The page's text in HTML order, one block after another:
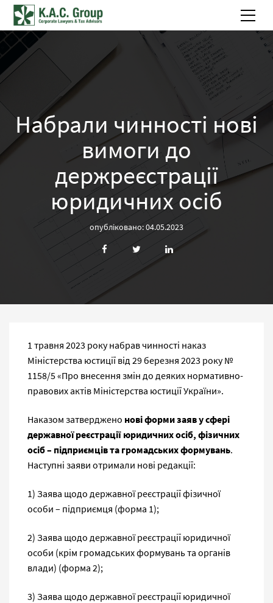
Набрали чинності нові
вимоги до
держреєстрації
юридичних осіб
опубліковано: 04.05.2023
1 травня 2023 року набрав чинності наказ
Міністерства юстиції від 29 березня 2023 року №
1158/5 «Про внесення змін до деяких нормативно-
правових актів Міністерства юстиції України».
Наказом затверджено нові форми заяв у сфері
державної реєстрації юридичних осіб, фізичних
осіб – підприємців та громадських формувань.
Наступні заяви отримали нові редакції:
1) Заява щодо державної реєстрації фізичної
особи – підприємця (форма 1);
2) Заява щодо державної реєстрації юридичної
особи (крім громадських формувань та органів
влади) (форма 2);
3) Заява щодо державної реєстрації юридичної